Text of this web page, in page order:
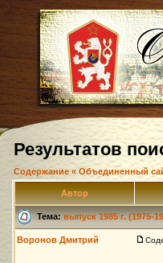
Результатов
Содержание « Объединенный
Автор
Тема:выпуск 1985 г. (1975-
Воронов Дмитрий